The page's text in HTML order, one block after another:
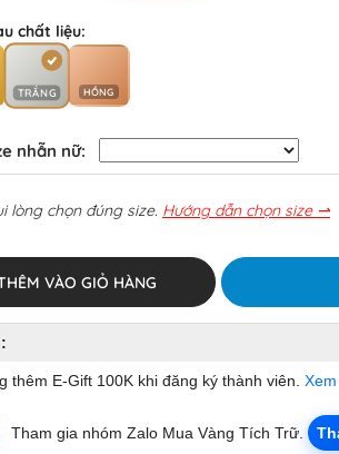
chất liệu:
TRẮNG HỒNG
nhẫn nữ:
lòng chọn đúng size. Hướng dẫn chọn size ⇀
VÀO GIỎ HÀNG
thêm E-Gift 100K khi đăng ký thành viên.
Tham gia nhóm Zalo Mua Vàng Tích Trữ.